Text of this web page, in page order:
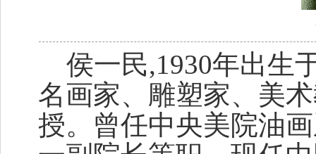
侯一民,1930年出生
名画家、雕塑家、美
授。曾任中央美院油